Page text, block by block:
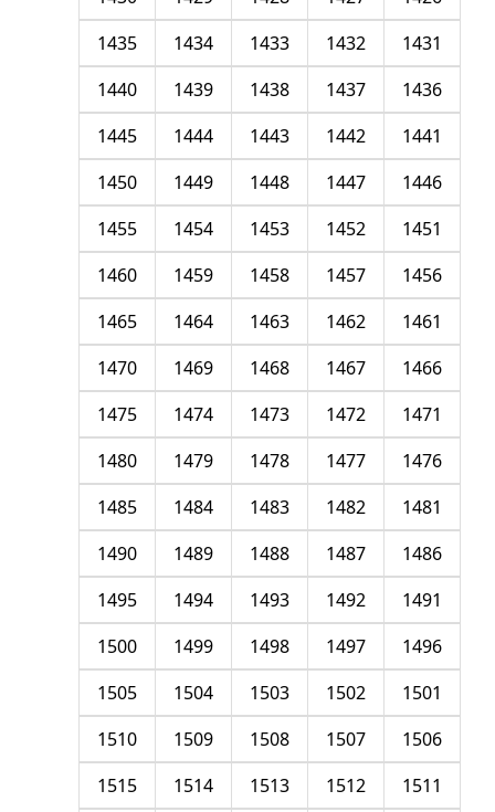
1431
1432
1433
1434
1435
1436
1437
1438
1439
1440
1441
1442
1443
1444
1445
1446
1447
1448
1449
1450
1451
1452
1453
1454
1455
1456
1457
1458
1459
1460
1461
1462
1463
1464
1465
1466
1467
1468
1469
1470
1471
1472
1473
1474
1475
1476
1477
1478
1479
1480
1481
1482
1483
1484
1485
1486
1487
1488
1489
1490
1491
1492
1493
1494
1495
1496
1497
1498
1499
1500
1501
1502
1503
1504
1505
1506
1507
1508
1509
1510
1511
1512
1513
1514
1515